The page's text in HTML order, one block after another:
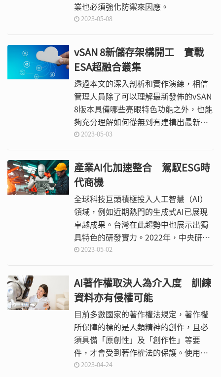
業也必須強化防禦來因應。
2023-05-08
vSAN 8新儲存架構開工 實戰
ESA超融合叢集
透過本文的深入剖析和實作演練，相信
管理人員除了可以理解最新發佈的vSAN
8版本具備哪些亮眼特色功能之外，也能
夠充分理解如何從無到有建構出最新發
佈的vSAN ESA超融合叢集，輕鬆為企業
vSAN超融合叢集。
2023-05-03
產業AI化加速整合 駕馭ESG時
代商機
全球科技巨頭積極投入人工智慧（AI）
領域，例如近期熱門的生成式AI已展現
卓越成果。台灣在此趨勢中也展示出獨
具特色的研發實力。2022年，中央研究
院資訊科學研究所所長廖弘源帶領的團
YOLOv4之後，再度發表具有更高辨識
度和擴充性的YOLOv7物件辨識
（Object Detection）模型，每秒顯示
影格數（FPS）5到160範圍內的速度、
準確度幾乎超過了所有已知的物件偵測
器，可望為製造業的瑕疵檢測等工業應
用場域推升精準度。
2023-05-02
AI著作權取決人為介入度 訓練
資料亦有侵權可能
目前多數國家的著作權法規定，著作權
所保障的標的是人類精神的創作，且必
須具備「原創性」及「創作性」等要
件，才會受到著作權法的保護。使用者
如果知道ChatGPT、Midjourney所產出
2023-04-24